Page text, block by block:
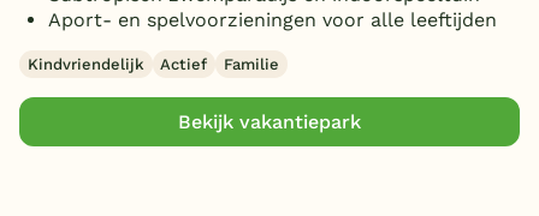
Aport- en spelvoorzieningen voor alle leeftijden
Kindvriendelijk Actief Familie
Bekijk vakantiepark